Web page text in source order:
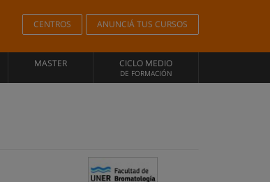
CENTROS ANUNCIÁ TUS CURSOS
MASTER CICLO MEDIO
DE FORMACIÓN